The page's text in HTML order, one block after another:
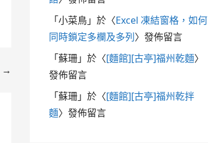
→
「小菜鳥」於〈Excel 凍結窗格，如何
同時鎖定多欄及多列〉發佈留言
「蘇珊」於〈[麵館][古亭]福州乾麵〉
發佈留言
「蘇珊」於〈[麵館][古亭]福州乾拌
麵〉發佈留言